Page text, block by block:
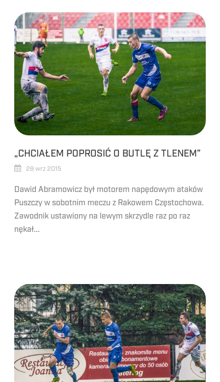
„CHCIAŁEM POPROSIĆ O BUTLĘ Z TLENEM”
28 wrz 2015
Dawid Abramowicz był motorem napędowym ataków
Puszczy w sobotnim meczu z Rakowem Częstochowa.
Zawodnik ustawiony na lewym skrzydle raz po raz
nękał...